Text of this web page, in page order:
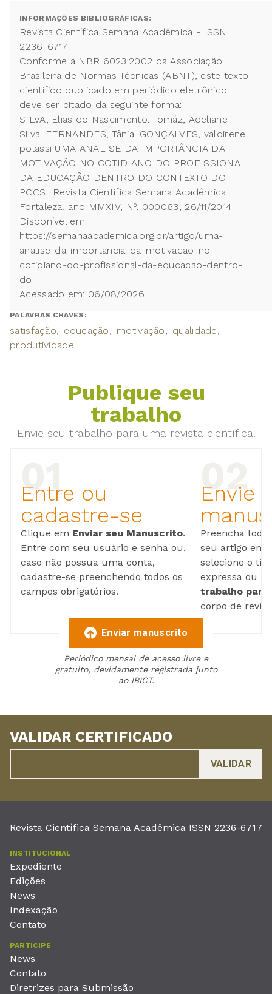
INFORMAÇÕES BIBLIOGRÁFICAS:
Revista Científica Semana Acadêmica - ISSN
2236-6717
Conforme a NBR 6023:2002 da Associação
Brasileira de Normas Técnicas (ABNT), este texto
científico publicado em periódico eletrônico
deve ser citado da seguinte forma:
SILVA, Elias do Nascimento. Tomáz, Adeliane
Silva. FERNANDES, Tânia. GONÇALVES, valdirene
polassi UMA ANALISE DA IMPORTÂNCIA DA
MOTIVAÇÃO NO COTIDIANO DO PROFISSIONAL
DA EDUCAÇÃO DENTRO DO CONTEXTO DO
PCCS.. Revista Científica Semana Acadêmica.
Fortaleza, ano MMXIV, Nº. 000063, 26/11/2014.
Disponível em:
https://semanaacademica.org.br/artigo/uma-
analise-da-importancia-da-motivacao-no-
cotidiano-do-profissional-da-educacao-dentro-
do
Acessado em: 06/08/2026.
PALAVRAS CHAVES:
satisfação educação motivação
qualidade
produtividade
Publique seu
trabalho
Envie seu trabalho para uma revista científica.
Entre ou
cadastre-se
Clique em Enviar seu Manuscrito.
Entre com seu usuário e senha ou,
caso não possua uma conta,
cadastre-se preenchendo todos os
campos obrigatórios.
Envie
Preencha
seu artigo em
selecione o
expressa ou
trabalho para
corpo de
Enviar manuscrito
Periódico mensal de acesso livre e
gratuito, devidamente registrada junto
ao IBICT.
VALIDAR CERTIFICADO
Revista Científica Semana Acadêmica ISSN 2236-6717
INSTITUCIONAL
Expediente
Edições
News
Indexação
Contato
PARTICIPE
News
Contato
Diretrizes para Submissão